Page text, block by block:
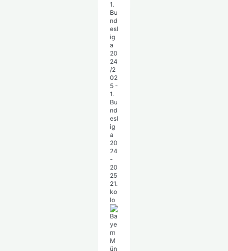
1.
Bu
nd
esl
ig
a
20
24
/2
02
5 -
1.
Bu
nd
esl
ig
a
20
24
-
20
25
21.
ko
lo